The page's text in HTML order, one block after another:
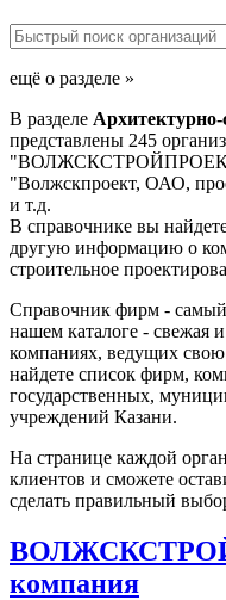
ещё о разделе »
В разделе Архитектурно-
представлены 245
"Волжскпроект, ОАО,
и т.д.
В справочнике вы
другую информацию о
строительное
Справочник фирм -
нашем каталоге - свежая
компаниях, ведущих
найдете список фирм,
государственных,
учреждений Казани.
На странице каждой
клиентов и сможете
сделать правильный
компания